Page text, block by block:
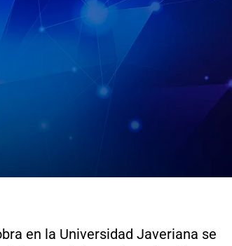
en la Universidad Javeriana se